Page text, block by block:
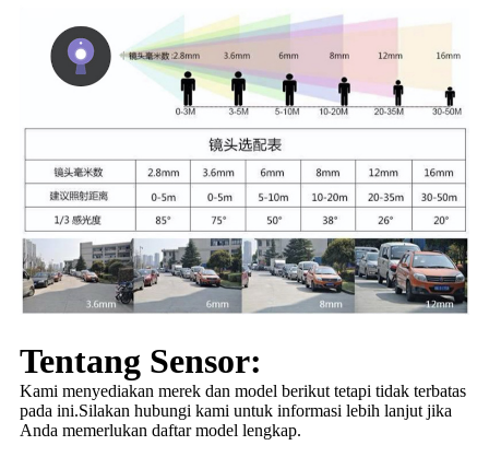
Tentang Sensor:
Kami menyediakan merek dan model berikut tetapi tidak terbatas
pada ini.Silakan hubungi kami untuk informasi lebih lanjut jika
Anda memerlukan daftar model lengkap.